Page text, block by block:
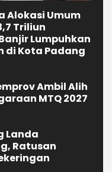
Alokasi Umum
Triliun
Lumpuhkan
di Kota Padang
Ambil Alih
MTQ 2027
Landa
Ratusan